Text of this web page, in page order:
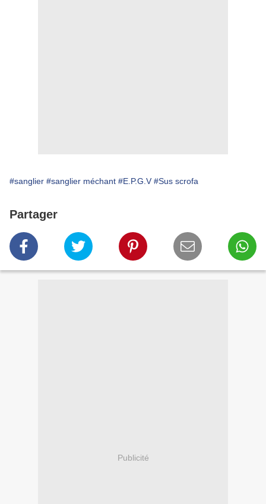
#sanglier #sanglier méchant #E.P.G.V #Sus scrofa
Partager
Publicité